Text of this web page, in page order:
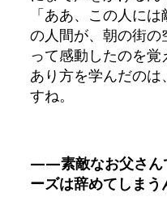
「ああ、この人に
の人間が、朝の街
って感動したのを
あり方を学んだの
すね。
——素敵なお父さん
ーズは辞めてしまう